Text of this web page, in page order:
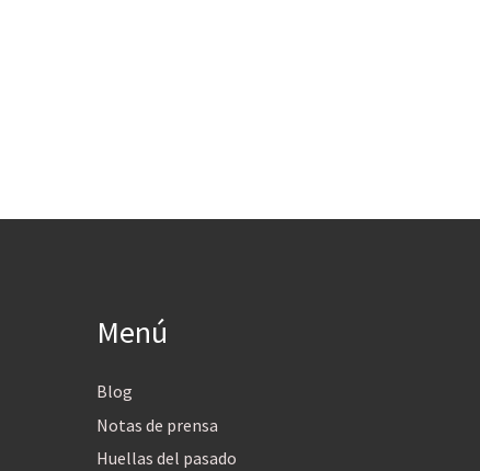
Menú
Blog
Notas de prensa
Huellas del pasado